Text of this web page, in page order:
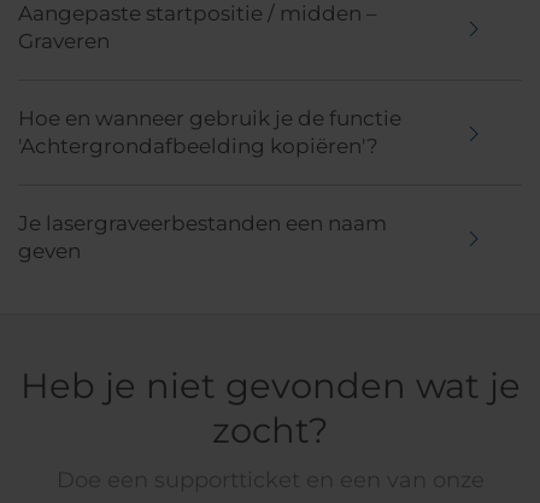
Aangepaste startpositie / midden –
Graveren
Hoe en wanneer gebruik je de functie
'Achtergrondafbeelding kopiëren'?
Je lasergraveerbestanden een naam
geven
Heb je niet gevonden wat je
zocht?